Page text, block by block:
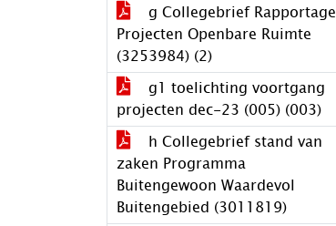
g Collegebrief Rapportage
Projecten Openbare Ruimte
(3253984) (2)
g1 toelichting voortgang
projecten dec-23 (005) (003)
h Collegebrief stand van
zaken Programma
Buitengewoon Waardevol
Buitengebied (3011819)